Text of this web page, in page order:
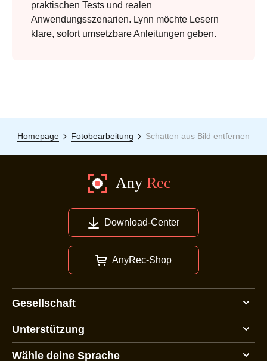
praktischen Tests und realen
Anwendungsszenarien. Lynn möchte Lesern
klare, sofort umsetzbare Anleitungen geben.
Homepage Fotobearbeitung Schatten aus Bild entfernen
Download-Center
AnyRec-Shop
Gesellschaft
Unterstützung
Wähle deine Sprache